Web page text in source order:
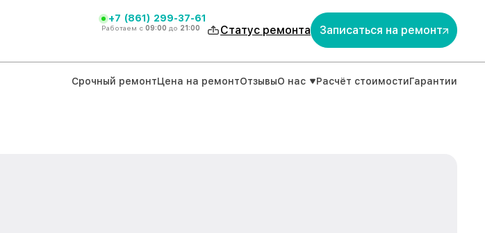
+7 (861) 299-37-61
Работаем с 09:00 до 21:00 Статус ремонта Записаться на ремонт
Срочный ремонтЦена на ремонтОтзывыО нас Расчёт стоимостиГарантии